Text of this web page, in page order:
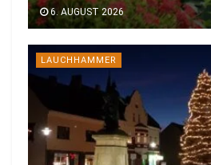
6. AUGUST 2026
LAUCHHAMMER